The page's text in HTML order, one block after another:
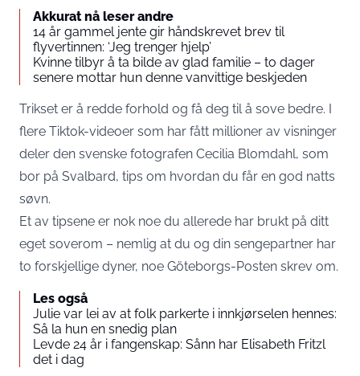
Akkurat nå leser andre
14 år gammel jente gir håndskrevet brev til
flyvertinnen: ‘Jeg trenger hjelp’
Kvinne tilbyr å ta bilde av glad familie – to dager
senere mottar hun denne vanvittige beskjeden
Trikset er å redde forhold og få deg til å sove bedre. I
flere Tiktok-videoer som har fått millioner av visninger
deler den svenske fotografen Cecilia Blomdahl, som
bor på Svalbard, tips om hvordan du får en god natts
søvn.
Et av tipsene er nok noe du allerede har brukt på ditt
eget soverom – nemlig at du og din sengepartner har
to forskjellige dyner, noe Göteborgs-Posten skrev om.
Les også
Julie var lei av at folk parkerte i innkjørselen hennes:
Så la hun en snedig plan
Levde 24 år i fangenskap: Sånn har Elisabeth Fritzl
det i dag